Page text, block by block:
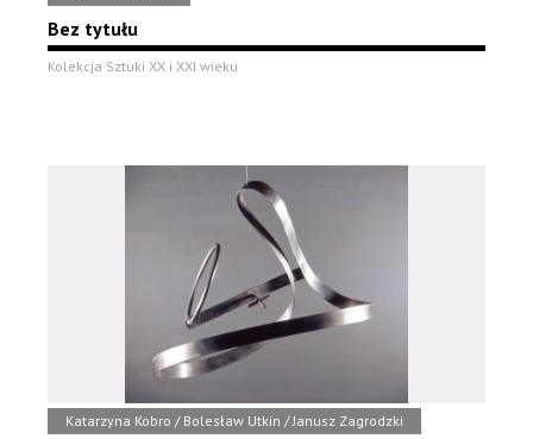
Bez tytułu
Kolekcja Sztuki XX i XXI wieku
Katarzyna Kobro / Bolesław Utkin / Janusz Zagrodzki